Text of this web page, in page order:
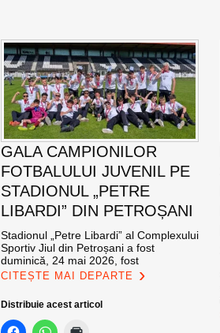
GALA CAMPIONILOR
FOTBALULUI JUVENIL PE
STADIONUL „PETRE
LIBARDI” DIN PETROȘANI
Stadionul „Petre Libardi” al Complexului
Sportiv Jiul din Petroșani a fost
duminică, 24 mai 2026, fost
CITEȘTE MAI DEPARTE
Distribuie acest articol